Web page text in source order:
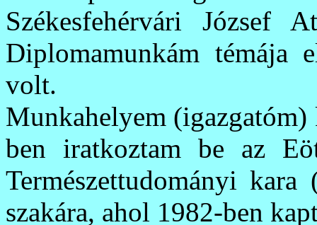
Székesfehérvári József
Diplomamunkám témája
volt.
Munkahelyem (igazgatóm)
ben iratkoztam be az
Természettudományi
szakára, ahol 1982-ben